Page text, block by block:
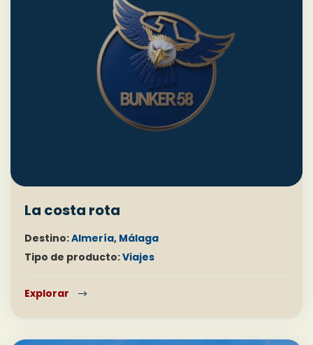
La costa rota
Destino:Almería, Málaga
Tipo de producto:Viajes
Explorar